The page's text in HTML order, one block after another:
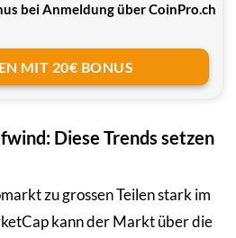
bei Anmeldung über CoinPro.ch
MIT 20€ BONUS
Diese Trends setzen
zu grossen Teilen stark im
kann der Markt über die